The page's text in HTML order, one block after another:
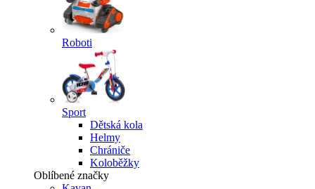
Roboti
Sport
Dětská kola
Helmy
Chrániče
Koloběžky
Oblíbené značky